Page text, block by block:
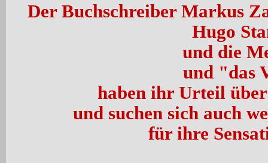
Der Buchschreiber Markus
Hugo
und die
und "das
haben ihr Urteil
und suchen sich auch
für ihre